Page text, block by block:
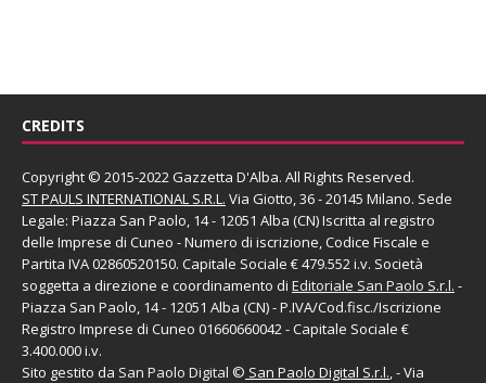
CREDITS
Copyright © 2015-2022 Gazzetta D'Alba. All Rights Reserved.
ST PAULS INTERNATIONAL S.R.L. Via Giotto, 36 - 20145 Milano. Sede
Legale: Piazza San Paolo, 14 - 12051 Alba (CN) Iscritta al registro
delle Imprese di Cuneo - Numero di iscrizione, Codice Fiscale e
Partita IVA 02860520150. Capitale Sociale € 479.552 i.v. Società
soggetta a direzione e coordinamento di Editoriale San Paolo S.r.l. -
Piazza San Paolo, 14 - 12051 Alba (CN) - P.IVA/Cod.fisc./Iscrizione
Registro Imprese di Cuneo 01660660042 - Capitale Sociale €
3.400.000 i.v.
Sito gestito da San Paolo Digital © San Paolo Digital S.r.l., - Via